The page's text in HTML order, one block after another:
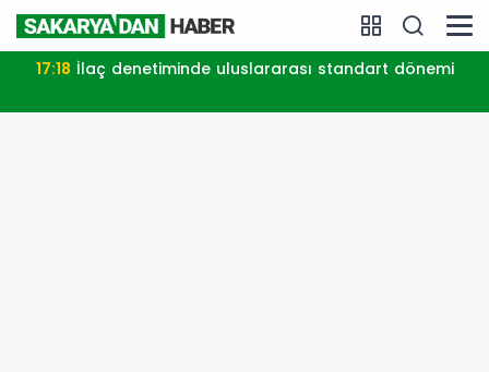
17:18 İlaç denetiminde uluslararası standart dönemi